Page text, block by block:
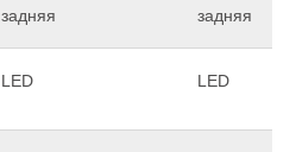
задняя задняя
LED LED